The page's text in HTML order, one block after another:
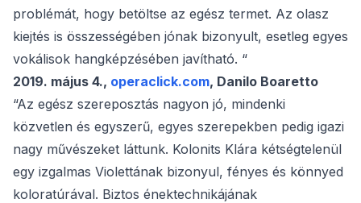
problémát, hogy betöltse az egész termet. Az olasz
kiejtés is összességében jónak bizonyult, esetleg egyes
vokálisok hangképzésében javítható. “
2019. május 4., operaclick.com, Danilo Boaretto
“Az egész szereposztás nagyon jó, mindenki
közvetlen és egyszerű, egyes szerepekben pedig igazi
nagy művészeket láttunk. Kolonits Klára kétségtelenül
egy izgalmas Violettának bizonyul, fényes és könnyed
koloratúrával. Biztos énektechnikájának